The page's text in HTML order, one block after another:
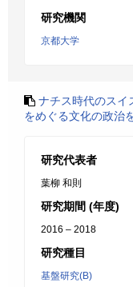
研究機関
京都大学
ナチス時代のスイ
をめぐる文化の政治
研究代表者
葉柳 和則
研究期間 (年度)
2016 – 2018
研究種目
基盤研究(B)